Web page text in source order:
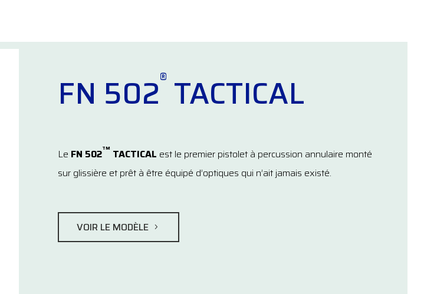
FN 502® TACTICAL
Le FN 502TM TACTICAL est le premier pistolet à percussion annulaire monté
sur glissière et prêt à être équipé d’optiques qui n’ait jamais existé.
VOIR LE MODÈLE